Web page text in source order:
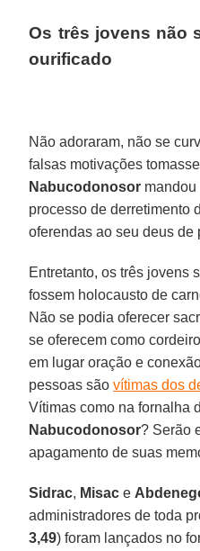
Os três jovens não
ourificado
Não adoraram, não se
falsas motivações
Nabucodonosor
processo de derretimento
oferendas ao seu deus de
Entretanto, os três jovens
fossem holocausto de
Não se podia oferecer
se oferecem como
em lugar oração e
pessoas sãovítimas dos
Vítimas como na fornalha
Nabucodonosor? Serão
apagamento de suas
Sidrac, Misac e
administradores de toda
3,49) foram lançados no